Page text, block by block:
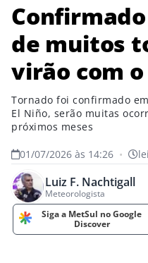
de muitos
virão com o
Tornado foi confirmado
El Niño, serão muitas
próximos meses
01/07/2026 às 14:26 •
Luiz F. Nachtigall
Meteorologista
Siga a MetSul no Google
Discover